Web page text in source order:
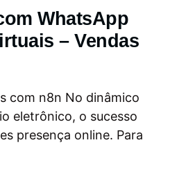
WhatsApp
– Vendas
com n8n No dinâmico
eletrônico, o sucesso
presença online. Para